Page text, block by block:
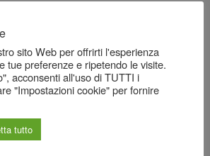
della fibromialgia consiste
sito Web per offrirti l'esperienza
tue preferenze e ripetendo le visite.
acconsenti all'uso di TUTTI i
"Impostazioni cookie" per fornire
tutto